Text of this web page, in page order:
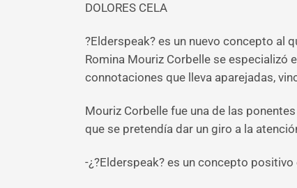
DOLORES CELA
?Elderspeak? es un nuevo concepto al
Romina Mouriz Corbelle se
connotaciones que lleva aparejadas,
Mouriz Corbelle fue una de las
que se pretendía dar un giro a la
-¿?Elderspeak? es un concepto positivo